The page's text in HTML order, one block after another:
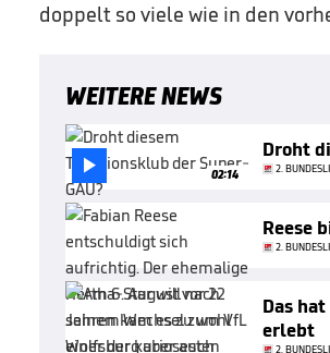
doppelt so viele wie in den
WEITERE NEWS
 02:14
Droht
2.
Reese
2.
Das
erlebt
2.